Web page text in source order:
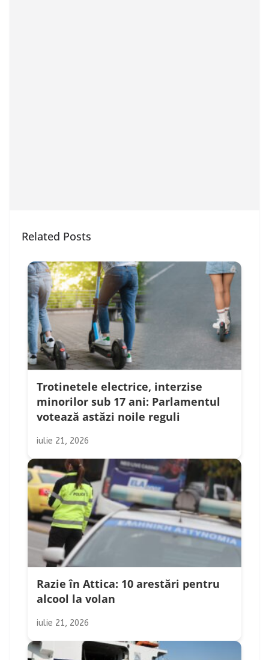
Related Posts
Trotinetele electrice, interzise
minorilor sub 17 ani: Parlamentul
votează astăzi noile reguli
iulie 21, 2026
Razie în Attica: 10 arestări pentru
alcool la volan
iulie 21, 2026